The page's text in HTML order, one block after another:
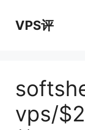
VPS评
vps/